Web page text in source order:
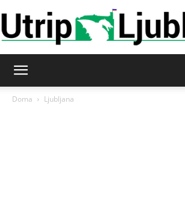
Doma Ljubljana